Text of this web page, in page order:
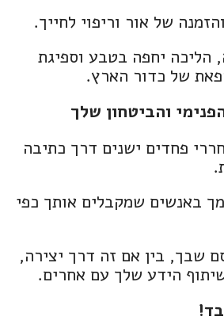
של אור וריפוי לחייך.
הליכה יחפה בטבע וספיגת
של כדור הארץ.
והביטחון שלך
פחדים ישנים דרך כתיבה
באנשים שמקבלים אותך כפי
שבך, בין אם זה דרך יצירה,
הידע שלך עם אחרים.